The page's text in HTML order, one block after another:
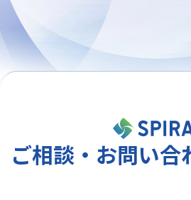
ご相談・お問い合